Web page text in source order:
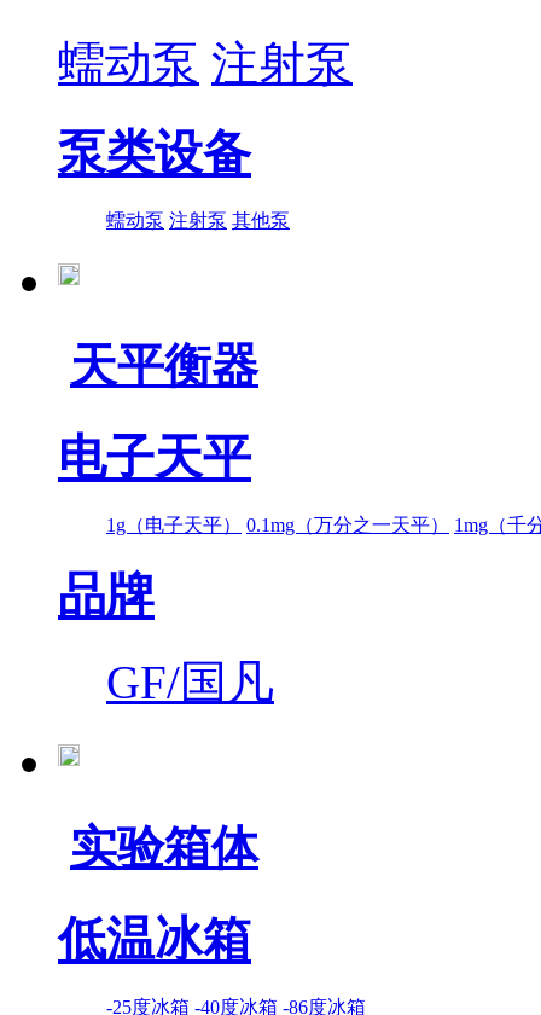
蠕动泵 注射泵
泵类设备
蠕动泵 注射泵 其他泵
天平衡器
电子天平
1g（电子天平） 0.1mg（万分之一天平） 1mg（千
品牌
GF/国凡
实验箱体
低温冰箱
-25度冰箱 -40度冰箱 -86度冰箱